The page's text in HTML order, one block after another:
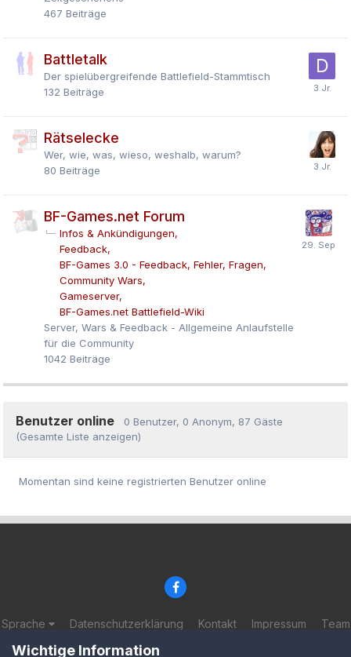
467 Beiträge
Battletalk
Der spielübergreifende Battlefield-Stammtisch
132 Beiträge
Rätselecke
Wer, wie, was, wieso, weshalb, warum?
80 Beiträge
BF-Games.net Forum
Infos & Ankündigungen
Feedback
BF-Games 3.0 - Feedback, Fehler, Fragen
Community Wars
Gameserver
BF-Games.net Battlefield-Wiki
Server, Wars & Feedback - Allgemeine Anlaufstelle
für die Community
1042 Beiträge
Benutzer online 0 Benutzer, 0 Anonym, 87 Gäste
(Gesamte Liste anzeigen)
Momentan sind keine registrierten Benutzer online
Sprache Datenschutzerklärung Kontakt Impressum Team
© 2002-2025 BF-Games.net
Wichtige Information